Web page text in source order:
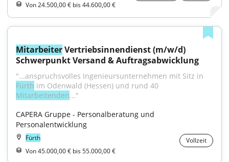
Von 24.500,00 € bis 44.600,00 €
Mitarbeiter Vertriebsinnendienst (m/w/d)
Schwerpunkt Versand & Auftragsabwicklung
Fürth
Mitarbeitenden..."
CAPERA Gruppe - Personalberatung und
Personalentwicklung
Fürth
Vollzeit
Von 45.000,00 € bis 55.000,00 €